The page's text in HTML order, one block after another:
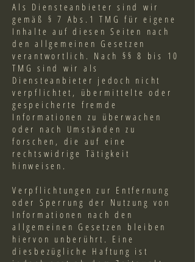
Als Diensteanbieter sind wir
gemäß § 7 Abs.1 TMG für eigene
Inhalte auf diesen Seiten nach
den allgemeinen Gesetzen
verantwortlich. Nach §§ 8 bis 10
TMG sind wir als
Diensteanbieter jedoch nicht
verpflichtet, übermittelte oder
gespeicherte fremde
Informationen zu überwachen
oder nach Umständen zu
forschen, die auf eine
rechtswidrige Tätigkeit
hinweisen.
Verpflichtungen zur Entfernung
oder Sperrung der Nutzung von
Informationen nach den
allgemeinen Gesetzen bleiben
hiervon unberührt. Eine
diesbezügliche Haftung ist